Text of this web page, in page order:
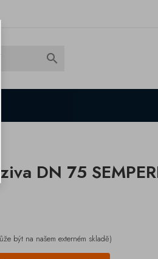

DN 75
být na našem externém skladě)